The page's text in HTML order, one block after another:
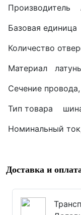
Базовая
Количество
Материал латунь
Сечение
Тип товара
Номинальный
Доставка и